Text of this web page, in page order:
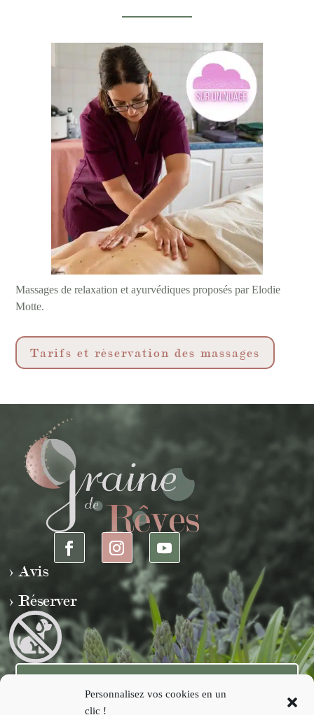
Personnalisez vos cookies en un
clic !
Massages de relaxation et ayurvédiques proposés par Elodie
Motte.
Tarifs et réservation des massages
> Avis
> Réserver
1 route de l'église
50510 Saint-Sauveur-la-Pommeraye